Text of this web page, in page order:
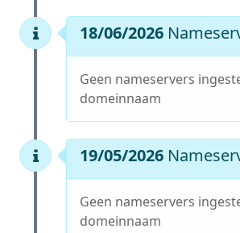
18/06/2026
Geen nameservers
domeinnaam
19/05/2026
Geen nameservers
domeinnaam